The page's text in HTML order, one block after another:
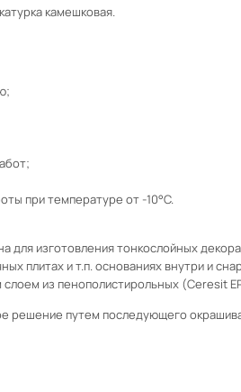
камешковая.
при температуре от -10°C.
для изготовления тонкослойных
плитах и т.п. основаниях внутри и
из пенополистирольных (Ceresit
путем последующего